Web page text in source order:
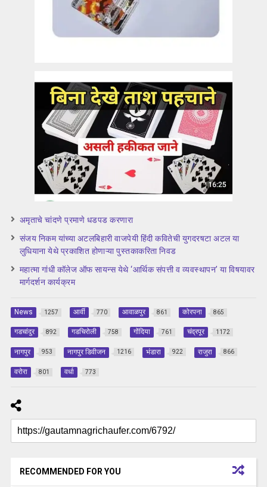
अमृताचे चांदणे प्रमाणे धडपड करणारा
संजय निकम यांच्या अटलबिहारी वाजपेयी हिंदी कवितेची युगदरषटा अटल या
लुधियाना येथे प्रकाशित होणाऱ्या पुस्तकाकरिता निवड
महात्मा गांधी कॉलेज ऑफ सायन्स येथे ‘आर्थिक संपत्ती व व्यवस्थापन’ या विषयावर
मार्गदर्शन कार्यक्रम
News 1257 आर्वी 770 आवाळपुर 861 कोरपना 865
गडचांदुर 892 गडचिरोली 758 गोंदिया 761 चंद्रपूर 1172
नागपुर 953 नागपुर डिवीजन 1216 भंडारा 922 राजुरा 866
वरोरा 801 वर्धा 773
RECOMMENDED FOR YOU